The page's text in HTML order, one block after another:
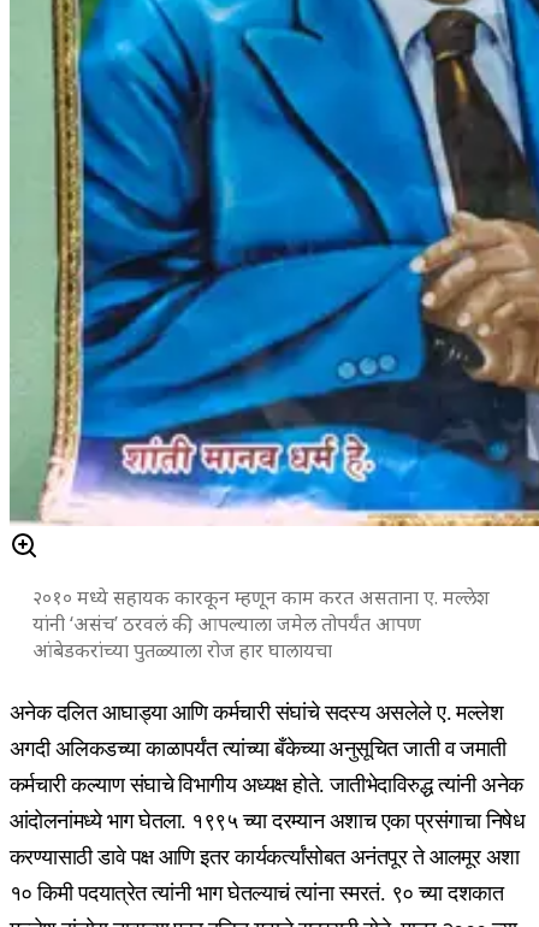
२०१० मध्ये सहायक कारकून म्हणून काम करत असताना ए. मल्लेश
यांनी ‘असंच’ ठरवलं की, आपल्याला जमेल तोपर्यंत आपण
आंबेडकरांच्या पुतळ्याला रोज हार घालायचा
अनेक दलित आघाड्या आणि कर्मचारी संघांचे सदस्य असलेले ए. मल्लेश
अगदी अलिकडच्या काळापर्यंत त्यांच्या बँकेच्या अनुसूचित जाती व जमाती
कर्मचारी कल्याण संघाचे विभागीय अध्यक्ष होते. जातीभेदाविरुद्ध त्यांनी अनेक
आंदोलनांमध्ये भाग घेतला. १९९५ च्या दरम्यान अशाच एका प्रसंगाचा निषेध
करण्यासाठी डावे पक्ष आणि इतर कार्यकर्त्यांसोबत अनंतपूर ते आलमूर अशा
१० किमी पदयात्रेत त्यांनी भाग घेतल्याचं त्यांना स्मरतं. ९० च्या दशकात